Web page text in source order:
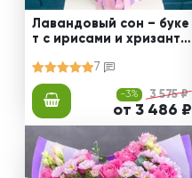
Лавандовый сон – буке
т с ирисами и хризанте
7
-3% 3 575 ₽
от 3 486 ₽